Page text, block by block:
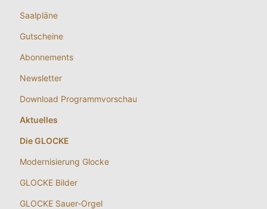
Saalpläne
Gutscheine
Abonnements
Newsletter
Download Programmvorschau
Aktuelles
Die GLOCKE
Modernisierung Glocke
GLOCKE Bilder
GLOCKE Sauer-Orgel